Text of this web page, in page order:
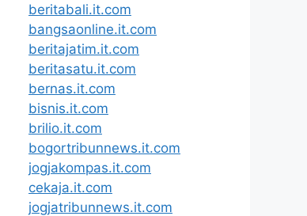
beritabali.it.com
bangsaonline.it.com
beritajatim.it.com
beritasatu.it.com
bernas.it.com
bisnis.it.com
brilio.it.com
bogortribunnews.it.com
jogjakompas.it.com
cekaja.it.com
jogjatribunnews.it.com